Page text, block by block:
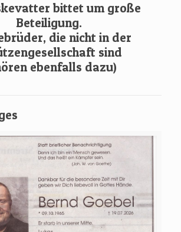
bittet um große
Beteiligung.
die nicht in der
sind
ebenfalls dazu)